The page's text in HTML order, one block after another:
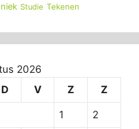
Studie Tekenen
2026
D V Z Z
1 2